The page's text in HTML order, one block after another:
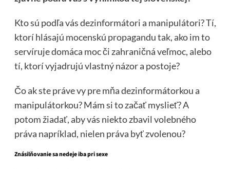
Kto sú podľa vás dezinformátori a manipulátori? Tí,
ktorí hlásajú mocenskú propagandu tak, ako im to
servíruje domáca moc či zahraničná veľmoc, alebo
tí, ktorí vyjadrujú vlastný názor a postoje?
Čo ak ste práve vy pre mňa dezinformátorkou a
manipulátorkou? Mám si to začať myslieť? A
potom žiadať, aby vás niekto zbavil volebného
práva napríklad, nielen práva byť zvolenou?
Znásilňovanie sa nedeje iba pri sexe